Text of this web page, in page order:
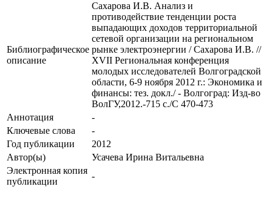
Библиографическое
описание
Сахарова И.В. Анализ и
противодействие тенденции роста
выпадающих доходов территориальной
сетевой организации на региональном
рынке электроэнергии / Сахарова И.В. //
XVII Региональная конференция
молодых исследователей Волгоградской
области, 6-9 ноября 2012 г.: Экономика и
финансы: тез. докл./ - Волгоград: Изд-во
ВолГУ,2012.-715 с./C 470-473
Аннотация
-
Ключевые cлова
-
Год публикации
2012
Автор(ы)
Усачева Ирина Витальевна
Электронная копия
публикации
-